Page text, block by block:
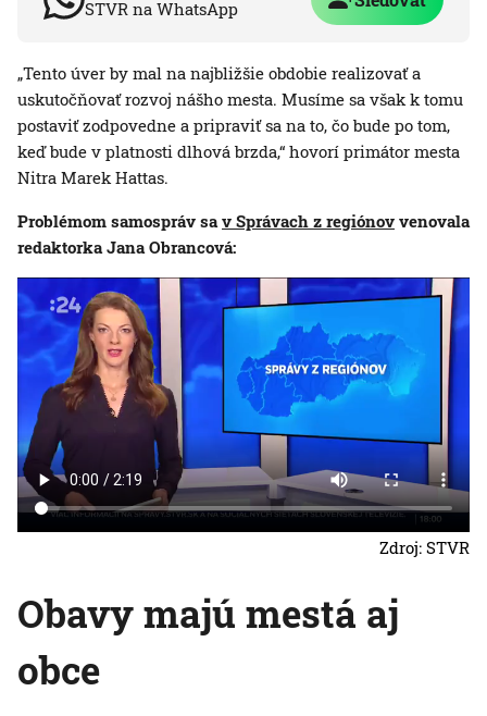
STVR na WhatsApp
„Tento úver by mal na najbližšie obdobie realizovať a
uskutočňovať rozvoj nášho mesta. Musíme sa však k tomu
postaviť zodpovedne a pripraviť sa na to, čo bude po tom,
keď bude v platnosti dlhová brzda,“ hovorí primátor mesta
Nitra Marek Hattas.
Problémom samospráv sav Správach z regiónov venovala
redaktorka Jana Obrancová:
Zdroj: STVR
Obavy majú mestá aj
obce